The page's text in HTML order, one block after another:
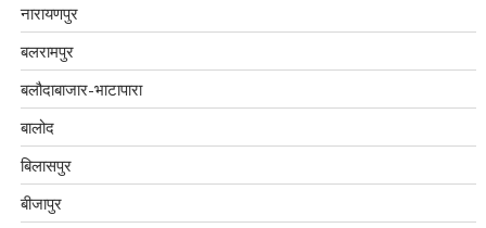
नारायणपुर
बलरामपुर
बलौदाबाजार-भाटापारा
बालोद
बिलासपुर
बीजापुर